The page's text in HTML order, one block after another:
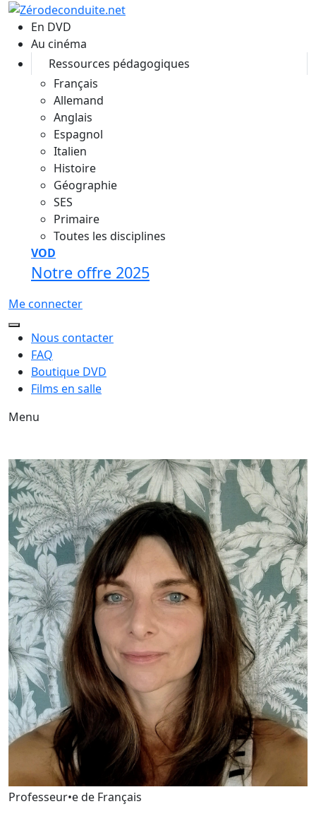
Aller au contenu principal
En DVD
Au cinéma
Ressources pédagogiques
Français
Allemand
Anglais
Espagnol
Italien
Histoire
Géographie
SES
Primaire
Toutes les disciplines
VOD
Notre offre 2025
Me connecter
Nous contacter
FAQ
Boutique DVD
Films en salle
Menu
Marie Gourlay
Professeur•e de Français